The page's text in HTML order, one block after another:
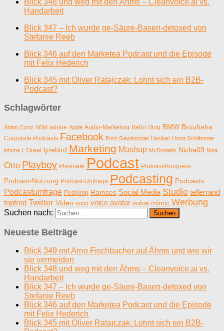
Blick 348 und weg mit den Ähms – Cleanvoice.ai vs.
Handarbeit
Blick 347 – Ich wurde ge-Säure-Basen-detoxed von
Stefanie Reeb
Blick 346 auf den Marketea Podcast und die Episode
mit Felix Hederich
Blick 345 mit Oliver Ratajczak: Lohnt sich ein B2B-
Podcast?
Schlagwörter
Adam Curry ADM adobe Apple Audio-Marketing Bahn Blog BMW Brouhaha
Corporate Podcasts Facebook Ford Gewinnspiel Henkel Horst Schlämmer
iphone L'Oreal lyrebird Marketing Mashup McDonalds Niche09 Nina
Otto Playboy Playmate Podcast Podcast-Kongress
Podcast-Nutzung Podcast-Umfrage Podcasting Podcasts
Podcastumfrage Podpimp Ramses Social Media Studie tellerrand
toptrnd Twitter Video voco voice avatar voice mimic Werbung
Suchen nach:
Neueste Beiträge
Blick 349 mit Arno Fischbacher auf Ähms und wie wir
sie vermeiden
Blick 348 und weg mit den Ähms – Cleanvoice.ai vs.
Handarbeit
Blick 347 – Ich wurde ge-Säure-Basen-detoxed von
Stefanie Reeb
Blick 346 auf den Marketea Podcast und die Episode
mit Felix Hederich
Blick 345 mit Oliver Ratajczak: Lohnt sich ein B2B-